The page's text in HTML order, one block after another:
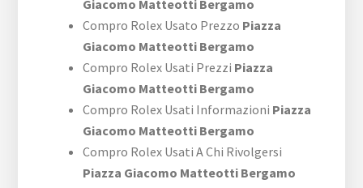
Giacomo Matteotti Bergamo
Compro Rolex Usato Prezzo Piazza
Giacomo Matteotti Bergamo
Compro Rolex Usati Prezzi Piazza
Giacomo Matteotti Bergamo
Compro Rolex Usati Informazioni Piazza
Giacomo Matteotti Bergamo
Compro Rolex Usati A Chi Rivolgersi
Piazza Giacomo Matteotti Bergamo